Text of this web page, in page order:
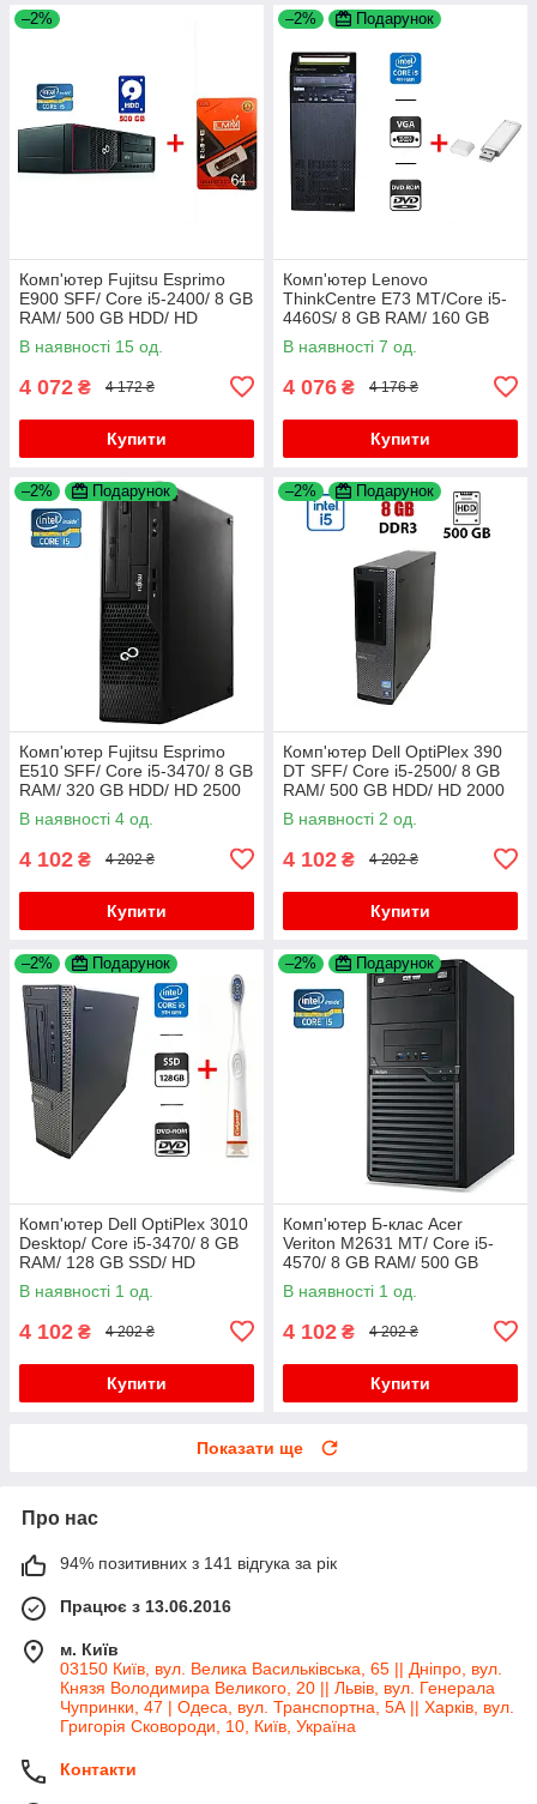
–2%
Комп'ютер Fujitsu Esprimo
E900 SFF/ Core i5-2400/ 8 GB
RAM/ 500 GB HDD/ HD
2000+Флешка 64 GB
В наявності 15 од.
4 072 ₴ 4 172 ₴
Купити
–2% Подарунок
Комп'ютер Lenovo
ThinkCentre E73 MT/Core i5-
4460S/ 8 GB RAM/ 160 GB
HDD/HD 4600+Флешка USB
32 GB
В наявності 7 од.
4 076 ₴ 4 176 ₴
Купити
–2% Подарунок
Комп'ютер Fujitsu Esprimo
E510 SFF/ Core i5-3470/ 8 GB
RAM/ 320 GB HDD/ HD 2500
В наявності 4 од.
4 102 ₴ 4 202 ₴
Купити
–2% Подарунок
Комп'ютер Dell OptiPlex 390
DT SFF/ Core i5-2500/ 8 GB
RAM/ 500 GB HDD/ HD 2000
В наявності 2 од.
4 102 ₴ 4 202 ₴
Купити
–2% Подарунок
Комп'ютер Dell OptiPlex 3010
Desktop/ Core i5-3470/ 8 GB
RAM/ 128 GB SSD/ HD
2500+Зубна щітка
В наявності 1 од.
4 102 ₴ 4 202 ₴
Купити
–2% Подарунок
Комп'ютер Б-клас Acer
Veriton M2631 MT/ Core i5-
4570/ 8 GB RAM/ 500 GB
HDD/ HD 4600
В наявності 1 од.
4 102 ₴ 4 202 ₴
Купити
Показати ще
Про нас
94% позитивних з 141 відгука за рік
Працює з 13.06.2016
м. Київ
03150 Київ, вул. Велика Васильківська, 65 || Дніпро, вул.
Князя Володимира Великого, 20 || Львів, вул. Генерала
Чупринки, 47 | Одеса, вул. Транспортна, 5А || Харків, вул.
Григорія Сковороди, 10, Київ, Україна
Контакти